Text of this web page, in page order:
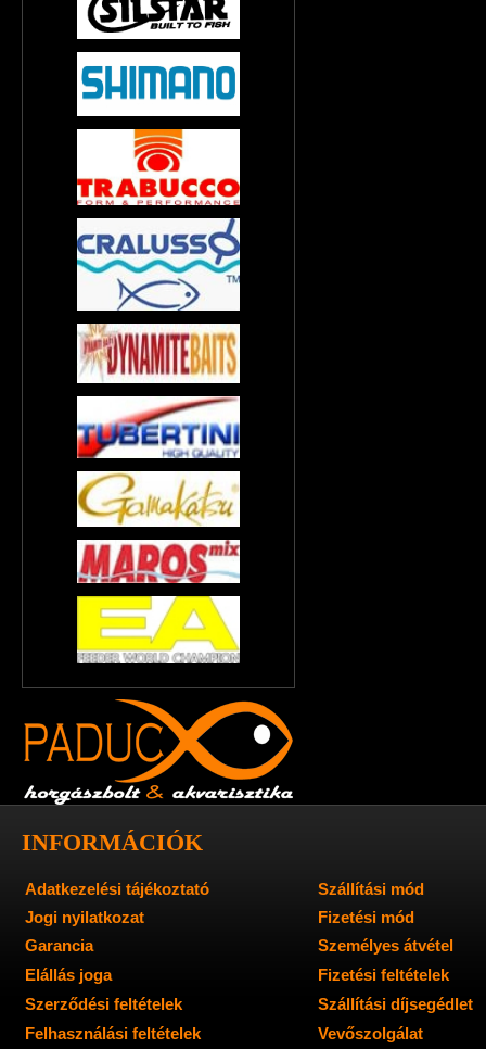
INFORMÁCIÓK
Adatkezelési tájékoztató
Szállítási mód
Jogi nyilatkozat
Fizetési mód
Garancia
Személyes átvétel
Elállás joga
Fizetési feltételek
Szerződési feltételek
Szállítási díjsegédlet
Felhasználási feltételek
Vevőszolgálat